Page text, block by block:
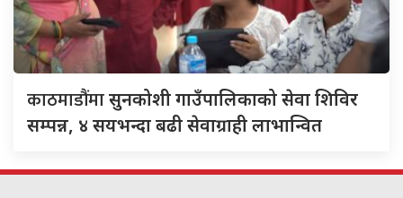
काठमाडौंमासुनकोशी गाउँपालिकाको सेवा शिविर
सम्पन्न, ४ सयभन्दा बढी सेवाग्राही लाभान्वित